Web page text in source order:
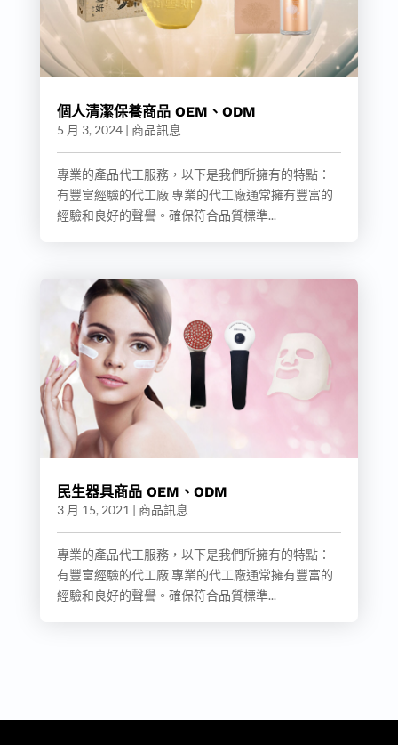
個人清潔保養商品 OEM、ODM
5 月 3, 2024| 商品訊息
專業的產品代工服務，以下是我們所擁有的特點：
有豐富經驗的代工廠 專業的代工廠通常擁有豐富的
經驗和良好的聲譽。確保符合品質標準...
民生器具商品 OEM、ODM
3 月 15, 2021 | 商品訊息
專業的產品代工服務，以下是我們所擁有的特點：
有豐富經驗的代工廠 專業的代工廠通常擁有豐富的
經驗和良好的聲譽。確保符合品質標準...